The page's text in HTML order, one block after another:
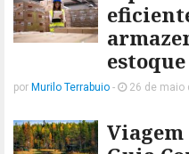
estoque
por Murilo Terrabuio - 26 de maio